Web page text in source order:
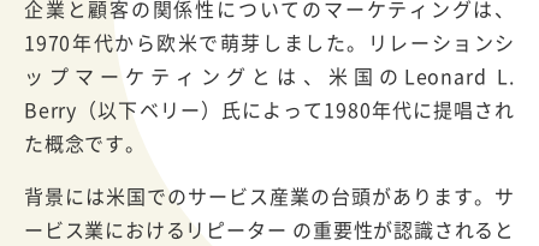
企業と顧客の関係性についてのマーケティングは、
1970年代から欧米で萌芽しました。リレーションシ
ップマーケティングとは、米国のLeonard L.
Berry（以下ベリー）氏によって1980年代に提唱され
た概念です。
背景には米国でのサービス産業の台頭があります。サ
ービス業におけるリピーター の重要性が認識されると